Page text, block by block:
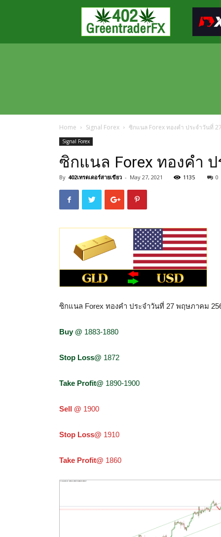
Greentraderfx
ความ
FOREX
Home Signal Forex ซิกแนล Forex ทองคำ ประจำวันที่
Signal Forex
ซิกแนล Forex ทองคำ
By 402เทรดเดอร์สายเขียว - May 27, 2021 1135 0
ซิกแนล Forex ทองคำ ประจำวันที่ 27 พฤษภาคม
Buy @ 1883-1880
Stop Loss@ 1872
Take Profit@ 1890-1900
Sell @ 1900
Stop Loss@ 1910
Take Profit@ 1860